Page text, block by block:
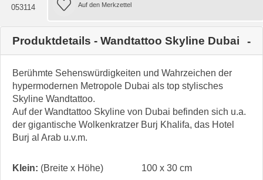
053114
Produktdetails - Wandtattoo Skyline Dubai
Berühmte Sehenswürdigkeiten und Wahrzeichen der
hypermodernen Metropole Dubai als top stylisches
Skyline Wandtattoo.
Auf der Wandtattoo Skyline von Dubai befinden sich u.a.
der gigantische Wolkenkratzer Burj Khalifa, das Hotel
Burj al Arab u.v.m.
Klein: (Breite x Höhe)
100 x 30 cm